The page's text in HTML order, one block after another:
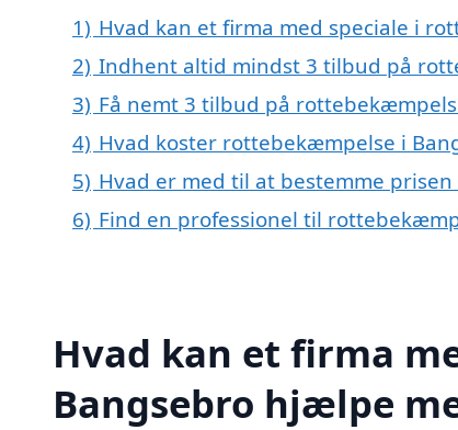
1) Hvad kan et firma med speciale i
2) Indhent altid mindst 3 tilbud på
3) Få nemt 3 tilbud på
4) Hvad koster rottebekæmpelse i
5) Hvad er med til at bestemme
6) Find en professionel til
Hvad kan et firma
Bangsebro hjælpe